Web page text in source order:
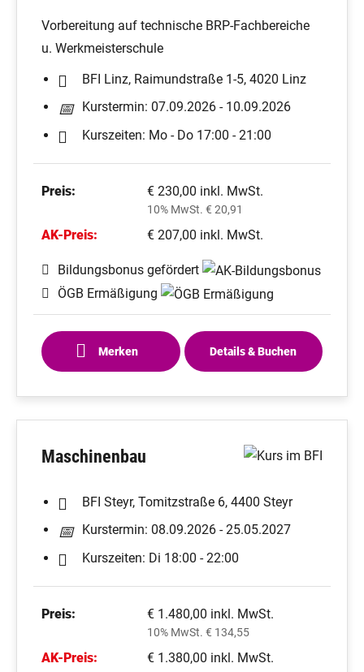
Vorbereitung auf technische BRP-Fachbereiche
u. Werkmeisterschule
BFI Linz, Raimundstraße 1-5, 4020 Linz
Kurstermin: 07.09.2026 - 10.09.2026
Kurszeiten: Mo - Do 17:00 - 21:00
Preis: € 230,00 inkl. MwSt.
10% MwSt. € 20,91
AK-Preis: € 207,00 inkl. MwSt.
Bildungsbonus gefördert
ÖGB Ermäßigung
Merken Details & Buchen
Maschinenbau
BFI Steyr, Tomitzstraße 6, 4400 Steyr
Kurstermin: 08.09.2026 - 25.05.2027
Kurszeiten: Di 18:00 - 22:00
Preis: € 1.480,00 inkl. MwSt.
10% MwSt. € 134,55
AK-Preis: € 1.380,00 inkl. MwSt.